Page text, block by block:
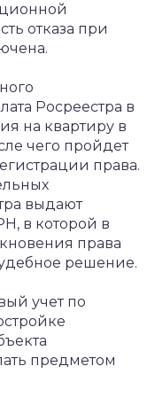
отказа при
Росреестра в
на квартиру в
чего пройдет
права.
выдают
в которой в
права
решение.
учет по
предметом